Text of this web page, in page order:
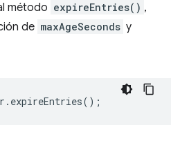
método expireEntries() ,
de maxAgeSeconds y
. expireEntries();